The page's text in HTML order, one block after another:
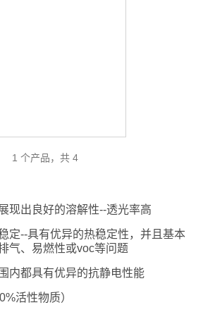
1 个产品，共 4
现出良好的溶解性--透光率高
定--具有优异的热稳定性，并且基本
气、易燃性或voc等问题
内都具有优异的抗静电性能
活性物质）